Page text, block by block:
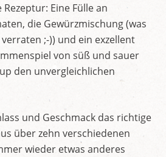
Eine Fülle an
die Gewürzmischung (was
;-)) und ein exzellent
von süß und sauer
den unvergleichlichen
und Geschmack das richtige
über zehn verschiedenen
wieder etwas anderes